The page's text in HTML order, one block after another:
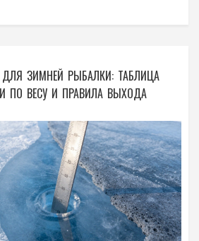
ЗИМНЕЙ РЫБАЛКИ: ТАБЛИЦА
ПО ВЕСУ И ПРАВИЛА ВЫХОДА